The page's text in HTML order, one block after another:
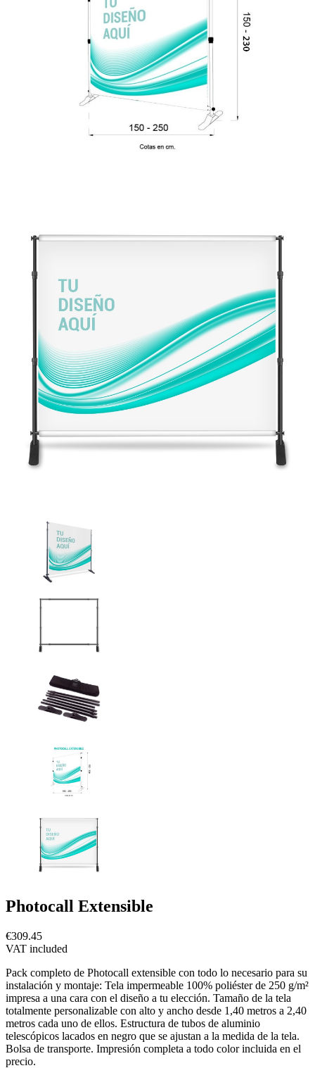
Photocall Extensible
€309.45
VAT included
Pack completo de Photocall extensible con todo lo necesario para su
instalación y montaje: Tela impermeable 100% poliéster de 250 g/m²
impresa a una cara con el diseño a tu elección. Tamaño de la tela
totalmente personalizable con alto y ancho desde 1,40 metros a 2,40
metros cada uno de ellos. Estructura de tubos de aluminio
telescópicos lacados en negro que se ajustan a la medida de la tela.
Bolsa de transporte. Impresión completa a todo color incluida en el
precio.